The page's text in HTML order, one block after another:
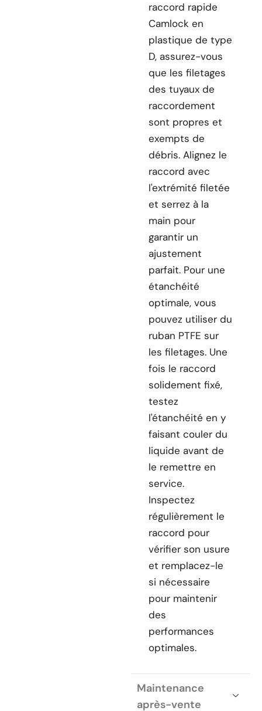
raccord rapide
Camlock en
plastique de type
D, assurez-vous
que les filetages
des tuyaux de
raccordement
sont propres et
exempts de
débris. Alignez le
raccord avec
l'extrémité filetée
et serrez à la
main pour
garantir un
ajustement
parfait. Pour une
étanchéité
optimale, vous
pouvez utiliser du
ruban PTFE sur
les filetages. Une
fois le raccord
solidement fixé,
testez
l'étanchéité en y
faisant couler du
liquide avant de
le remettre en
service.
Inspectez
régulièrement le
raccord pour
vérifier son usure
et remplacez-le
si nécessaire
pour maintenir
des
performances
optimales.
Maintenance
après-vente